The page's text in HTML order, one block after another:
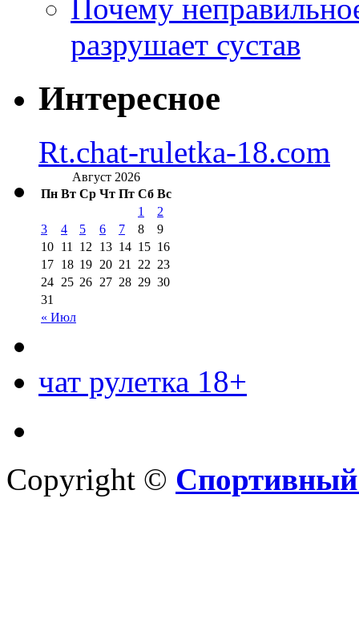
Почему
разрушает сустав
Интересное
Rt.chat-ruletka-18.com
Август 2026
Пн Вт Ср Чт Пт Сб Вс
« Июл
1
2
3
4 5 6 7 8
9
10 11 12 13 14 15 16
17 18 19 20 21 22 23
24 25 26 27 28 29 30
31
чат рулетка 18+
Copyright © Спортивный